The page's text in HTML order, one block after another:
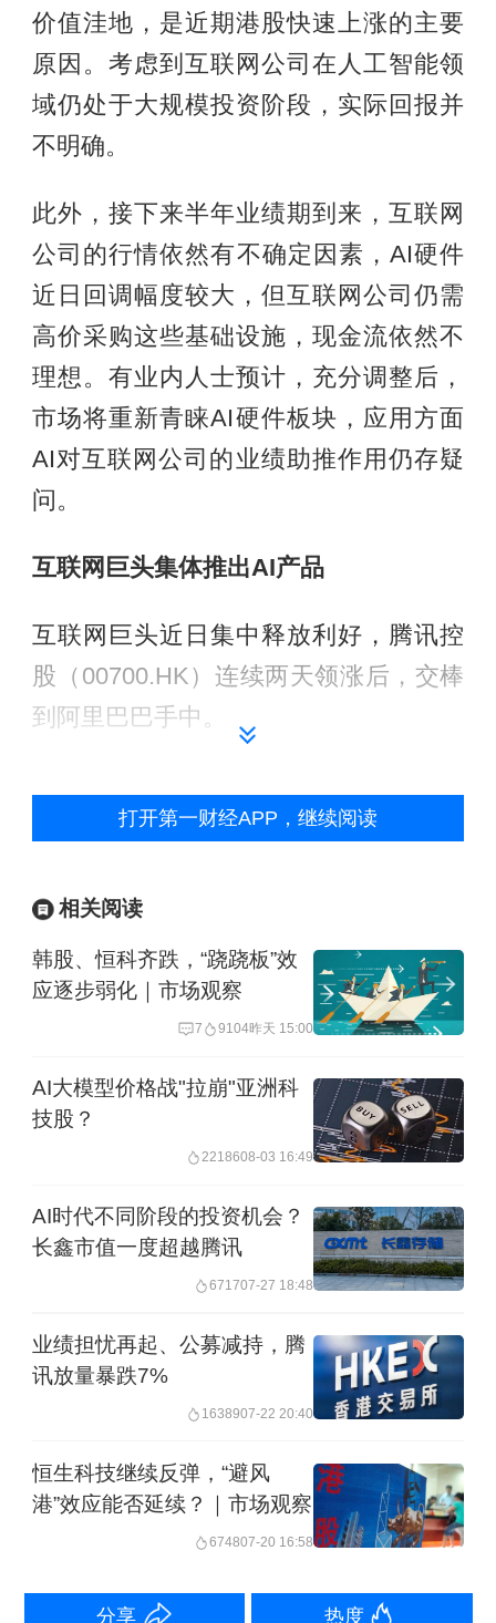
价值洼地，是近期港股快速上涨的主要
原因。考虑到互联网公司在人工智能领
域仍处于大规模投资阶段，实际回报并
不明确。
此外，接下来半年业绩期到来，互联网
公司的行情依然有不确定因素，AI硬件
近日回调幅度较大，但互联网公司仍需
高价采购这些基础设施，现金流依然不
理想。有业内人士预计，充分调整后，
市场将重新青睐AI硬件板块，应用方面
AI对互联网公司的业绩助推作用仍存疑
问。
互联网巨头集体推出AI产品
互联网巨头近日集中释放利好，腾讯控
股（00700.HK）连续两天领涨后，交棒
到阿里巴巴手中。
放了阿里云持续高增长及电商等业务利
至45%左右，超出市场预期。
7月6日和7日，行情上涨的领涨者是腾讯
等。据腾讯混元公众号，6日，腾讯混元
日，美团（03690.HK）新一代万亿参数
大模型LongCat-2.0正式开源；快手可灵
亿美元。
更早的6月29日，有市场消息称，百度人
工智能芯片子公司昆仑芯计划在香港上
市，目标估值500亿美元（约3400亿元
人民币），但上述消息未获百度证实。
光大证券国际策略师伍礼贤向第一财经
分析，从目前反弹幅度来看，大型互联
预期市盈率仅16倍左右，相当于消费股
打开第一财经APP，继续阅读
相关阅读
韩股、恒科齐跌，“跷跷板”效
应逐步弱化｜市场观察
7 9104昨天 15:00
AI大模型价格战"拉崩"亚洲科
技股？
2218608-03 16:49
AI时代不同阶段的投资机会？
长鑫市值一度超越腾讯
671707-27 18:48
业绩担忧再起、公募减持，腾
讯放量暴跌7%
1638907-22 20:40
恒生科技继续反弹，“避风
港”效应能否延续？｜市场观察
674807-20 16:58
分享 热度